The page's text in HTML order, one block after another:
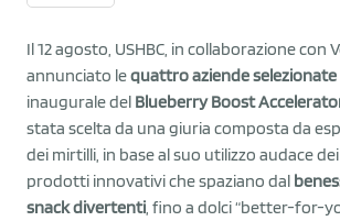
Il 12 agosto, USHBC, in collaborazione con
annunciato lequattro aziende selezionate
inaugurale del Blueberry Boost
stata scelta da una giuria composta da
dei mirtilli, in base al suo utilizzo audace
prodotti innovativi che spaziano dal
snack divertenti , fino a dolci “better-for-